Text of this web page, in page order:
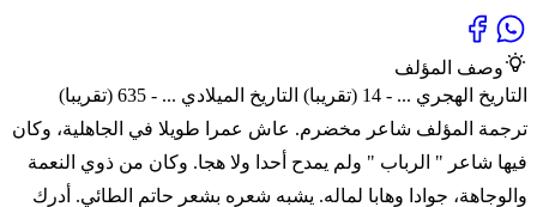
وصف المؤلف
التاريخ الهجري ... - 14 (تقريبا) التاريخ الميلادي ... - 635 (تقريبا)
ترجمة المؤلف شاعر مخضرم. عاش عمرا طويلا في الجاهلية، وكان
فيها شاعر " الرباب " ولم يمدح أحدا ولا هجا. وكان من ذوي النعمة
والوجاهة، جوادا وهابا لماله. يشبه شعره بشعر حاتم الطائي. أدرك